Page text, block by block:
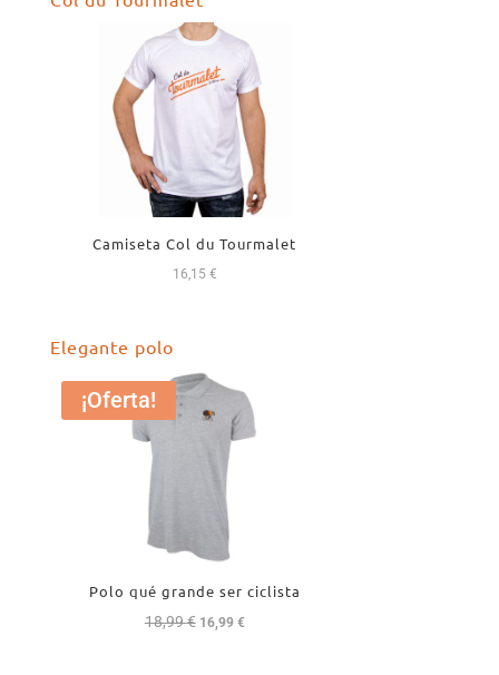
52,00 €.
Camiseta Col du Tourmalet
16,15 €
Elegante polo
¡Oferta!
Polo qué grande ser ciclista
18,99€ El
16,99 €El